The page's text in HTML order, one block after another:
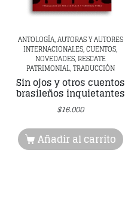
ANTOLOGÍA, AUTORAS Y AUTORES
INTERNACIONALES, CUENTOS,
NOVEDADES, RESCATE
PATRIMONIAL, TRADUCCIÓN
Sin ojos y otros cuentos
brasileños inquietantes
$16.000
Añadir al carrito